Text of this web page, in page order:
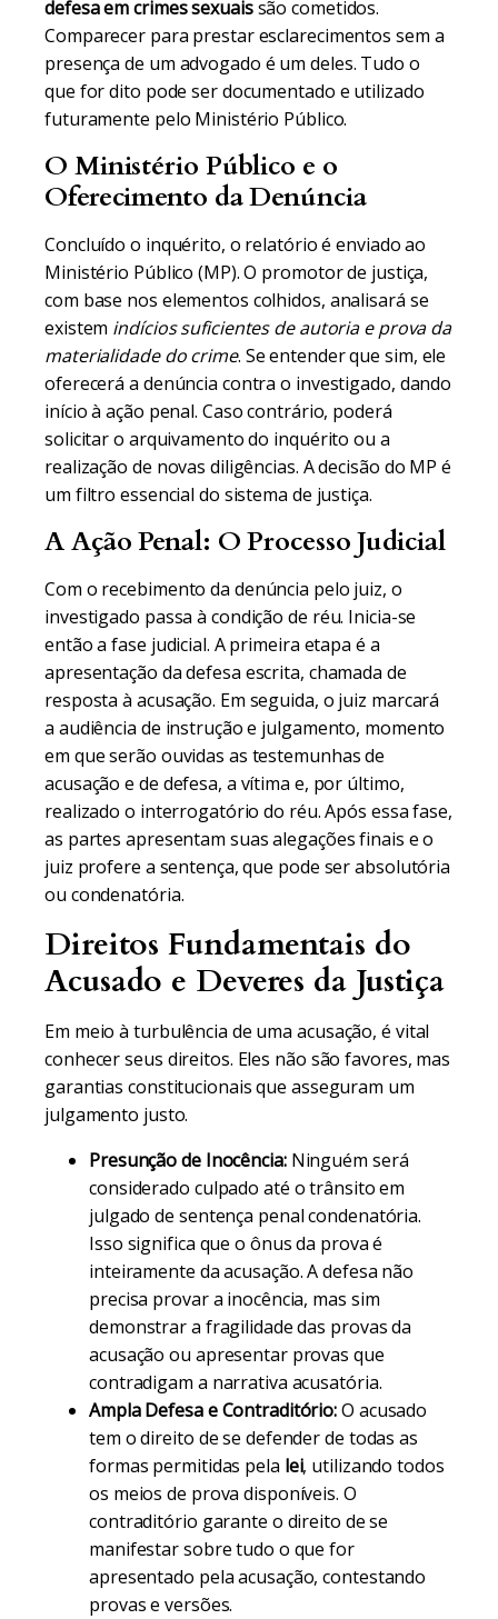
defesa em crimes sexuaissão cometidos.
Comparecer para prestar esclarecimentos sem a
presença de um advogado é um deles. Tudo o
que for dito pode ser documentado e utilizado
futuramente pelo Ministério Público.
O Ministério Público e o
Oferecimento da Denúncia
Concluído o inquérito, o relatório é enviado ao
Ministério Público (MP). O promotor de justiça,
com base nos elementos colhidos, analisará se
existem indícios suficientes de autoria e prova da
materialidade do crime. Se entender que sim, ele
oferecerá a denúncia contra o investigado, dando
início à ação penal. Caso contrário, poderá
solicitar o arquivamento do inquérito ou a
realização de novas diligências. A decisão do MP é
um filtro essencial do sistema de justiça.
A Ação Penal: O Processo Judicial
Com o recebimento da denúncia pelo juiz, o
investigado passa à condição de réu. Inicia-se
então a fase judicial. A primeira etapa é a
apresentação da defesa escrita, chamada de
resposta à acusação. Em seguida, o juiz marcará
a audiência de instrução e julgamento, momento
em que serão ouvidas as testemunhas de
acusação e de defesa, a vítima e, por último,
realizado o interrogatório do réu. Após essa fase,
as partes apresentam suas alegações finais e o
juiz profere a sentença, que pode ser absolutória
ou condenatória.
Direitos Fundamentais do
Acusado e Deveres da Justiça
Em meio à turbulência de uma acusação, é vital
conhecer seus direitos. Eles não são favores, mas
garantias constitucionais que asseguram um
julgamento justo.
Presunção de Inocência:Ninguém será
considerado culpado até o trânsito em
julgado de sentença penal condenatória.
Isso significa que o ônus da prova é
inteiramente da acusação. A defesa não
precisa provar a inocência, mas sim
demonstrar a fragilidade das provas da
acusação ou apresentar provas que
contradigam a narrativa acusatória.
Ampla Defesa e Contraditório:O acusado
tem o direito de se defender de todas as
formas permitidas pela lei, utilizando todos
os meios de prova disponíveis. O
contraditório garante o direito de se
manifestar sobre tudo o que for
apresentado pela acusação, contestando
provas e versões.